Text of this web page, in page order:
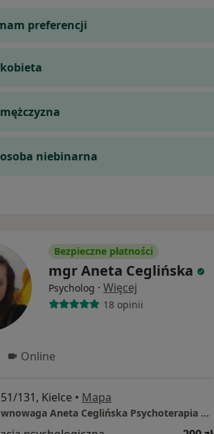
preferencji
niebinarna
Bezpieczne płatności
mgr Aneta Ceglińska
Psycholog · Więcej
18 opinii
Online
131, Kielce • Mapa
Czuła Równowaga Aneta Ceglińska Psychoterapia Poznawczo-Behawioralna dzieci i dorosłych